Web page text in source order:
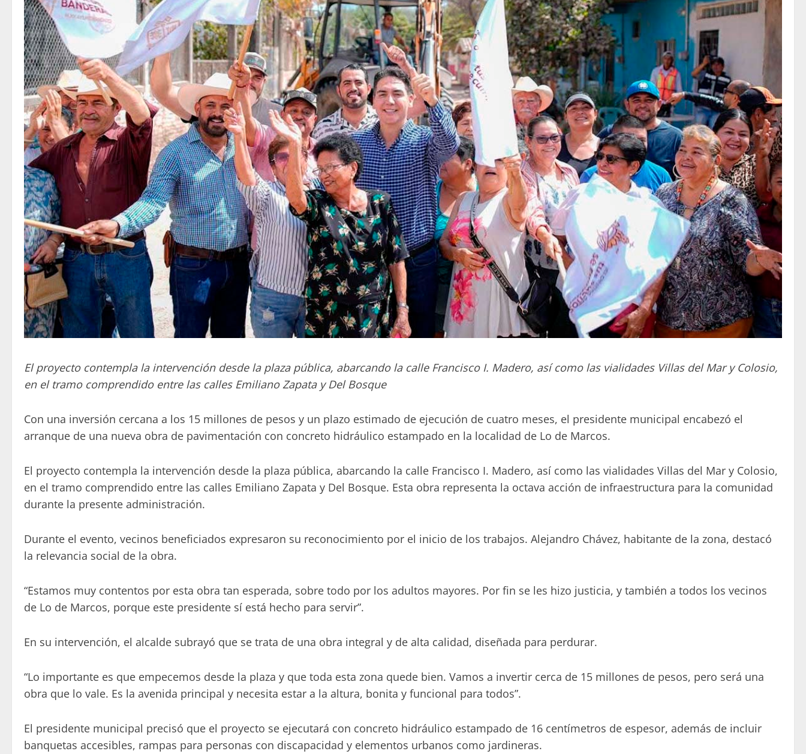
El proyecto contempla la intervención desde la plaza pública, abarcando la calle Francisco I. Madero, así como las vialidades Villas del Mar y Colosio,
en el tramo comprendido entre las calles Emiliano Zapata y Del Bosque
Con una inversión cercana a los 15 millones de pesos y un plazo estimado de ejecución de cuatro meses, el presidente municipal encabezó el
arranque de una nueva obra de pavimentación con concreto hidráulico estampado en la localidad de Lo de Marcos.
El proyecto contempla la intervención desde la plaza pública, abarcando la calle Francisco I. Madero, así como las vialidades Villas del Mar y Colosio,
en el tramo comprendido entre las calles Emiliano Zapata y Del Bosque. Esta obra representa la octava acción de infraestructura para la comunidad
durante la presente administración.
Durante el evento, vecinos beneficiados expresaron su reconocimiento por el inicio de los trabajos. Alejandro Chávez, habitante de la zona, destacó
la relevancia social de la obra.
“Estamos muy contentos por esta obra tan esperada, sobre todo por los adultos mayores. Por fin se les hizo justicia, y también a todos los vecinos
de Lo de Marcos, porque este presidente sí está hecho para servir”.
En su intervención, el alcalde subrayó que se trata de una obra integral y de alta calidad, diseñada para perdurar.
“Lo importante es que empecemos desde la plaza y que toda esta zona quede bien. Vamos a invertir cerca de 15 millones de pesos, pero será una
obra que lo vale. Es la avenida principal y necesita estar a la altura, bonita y funcional para todos”.
El presidente municipal precisó que el proyecto se ejecutará con concreto hidráulico estampado de 16 centímetros de espesor, además de incluir
banquetas accesibles, rampas para personas con discapacidad y elementos urbanos como jardineras.